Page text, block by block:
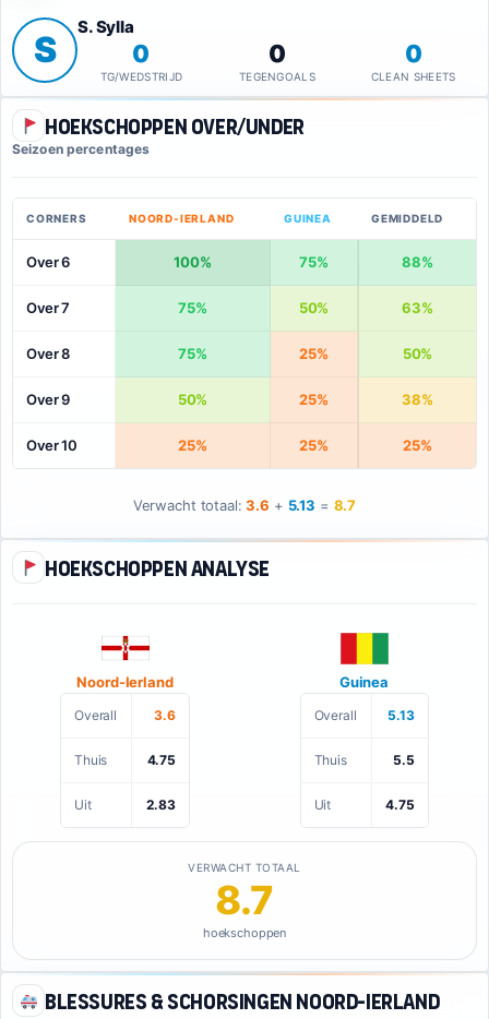
S
S. Sylla
0
TG/WEDSTRIJD
0
TEGENGOALS
0
CLEAN SHEETS
Hoekschoppen Over/Under
Seizoen percentages
CORNERS NOORD-IERLAND GUINEA GEMIDDELD
Over 6 100% 75% 88%
Over 7 75% 50% 63%
Over 8 75% 25% 50%
Over 9 50% 25% 38%
Over 10 25% 25% 25%
Verwacht totaal:3.6 + 5.13 = 8.7
Hoekschoppen analyse
Noord-Ierland
Overall 3.6
Thuis 4.75
Uit 2.83
VERWACHT TOTAAL
8.7
hoekschoppen
Guinea
Overall 5.13
Thuis 5.5
Uit 4.75
Blessures & schorsingen Noord-Ierland